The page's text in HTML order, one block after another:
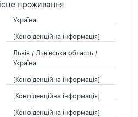
проживання
Україна
[Конфіденційна інформація]
Львів / Львівська область /
Україна
[Конфіденційна інформація]
[Конфіденційна інформація]
[Конфіденційна інформація]